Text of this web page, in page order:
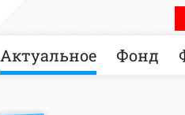
Актуальное Фонд